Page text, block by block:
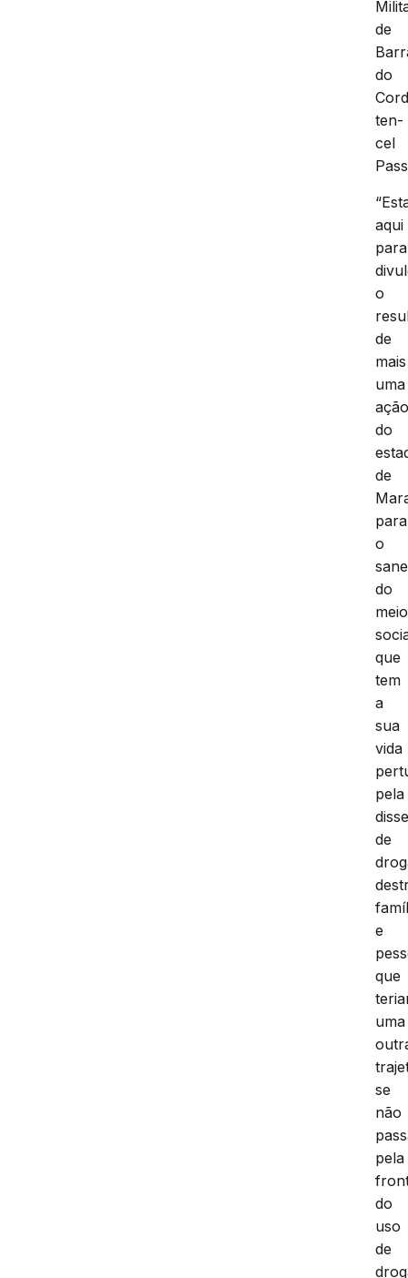
de
do
ten-
cel
aqui
para
o
de
mais
uma
do
de
para
o
do
meio
que
tem
a
sua
vida
pela
de
e
que
uma
se
não
pela
do
uso
de